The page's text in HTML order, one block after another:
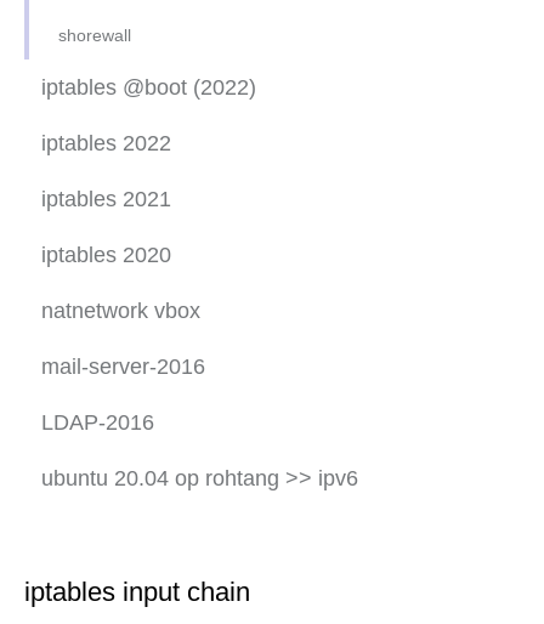
shorewall
iptables @boot (2022)
iptables 2022
iptables 2021
iptables (1)
iptables (nat)
openvpn (2021)
iptables 2020
iptables 2020 (2)
iptables 2020 (3)
iptables 2020 vpn (8)
natnetwork vbox
mail-server-2016
mail server 1
mail server 2
mail server 5
LDAP-2016
LDAP install/config
ubuntu 20.04 op rohtang >> ipv6
iptables input chain